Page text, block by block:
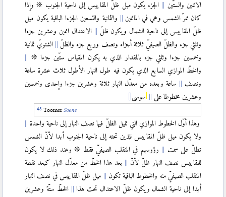
الاثنين والستّين
الجزء يكون ميل ظلّ المقاييس إلى ناحية الجنوب ❊ وإذا
كان ممرّ الشمس وهي في المائتين
والثمانية والتسعين الجزءا الباقية يكون ميل
ظلّ المقاييس إلى ناحية الشمال ويكون ظلّ
الاعتدال اثنين وعشرين جزءا
وثلثي جزء والظلّ الصيفيّ ثلاثة أجزاء ونصف وربع جزء والظلّ
الشتويّ ثمانية
وخمسين جزءا وثلثي جزء بالمقدار الذي به يكون المقياس ستّين جزءا ❊
والخطّ الموازي السابع الذي يكون فيه طول النهار الأطول ثلاث عشرة ساعة
ونصف
ساعة وبعده من معدّل النهار ثلاثة وعشرين جزءا وإحدى وخمسين
وعشرين مخطوطا على
سوسى
ToomerSoene
وهذا أوّل الخطوط الموازي التي تميل الظلّ فيها نصف النهار إلى ناحية واحدة
ولا يكون ميل ظلّ المقاييس للذين تحته إلى ناحية الجنوب أبدا لأنّ الشمس
تطلّ على سمت
رؤوسهم في المنقلب الصيفيّ فقط ❊ وعند ذلك لا يكون
للمقاييس نصف النهار ظلّ لأنّ
بعد هذا الخطّ من معدّل النهار كبعد نقطة
المنقلب الصيفيّ منه والخطوط الباقية تكون
ميل ظلّ المقاييس في نصف النهار
أبدا إلى ناحية الشمال ويكون ظلّ الاعتدال تحت هذا
الخطّ ستّة وعشرين